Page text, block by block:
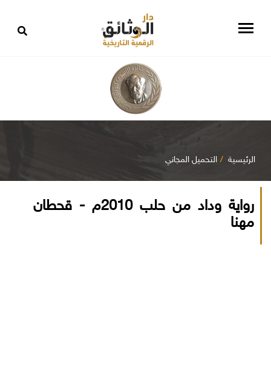
الرئيسية التحميل المجاني
رواية وداد من حلب 2010م - قحطان
مهنا